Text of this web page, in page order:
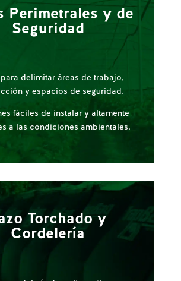
Perimetrales y de
Seguridad
delimitar áreas de trabajo,
y espacios de seguridad.
fáciles de instalar y altamente
a las condiciones ambientales.
Torchado y
Cordelería